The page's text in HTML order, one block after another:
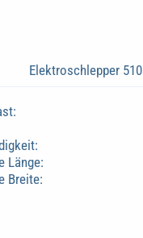
Elektroschlepper 510
Länge:
Breite: